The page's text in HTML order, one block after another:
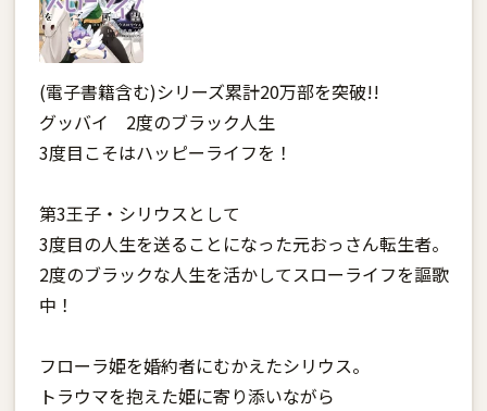
(電子書籍含む)シリーズ累計20万部を突破!!
グッバイ 2度のブラック人生
3度目こそはハッピーライフを！
第3王子・シリウスとして
3度目の人生を送ることになった元おっさん転生者。
2度のブラックな人生を活かしてスローライフを謳歌
中！
フローラ姫を婚約者にむかえたシリウス。
トラウマを抱えた姫に寄り添いながら